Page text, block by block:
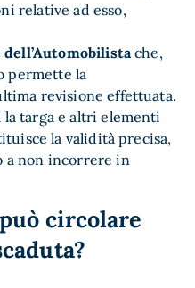
relative ad esso,
dell’Automobilistache,
permette la
revisione effettuata.
la targa e altri elementi
la validità precisa,
a non incorrere in
circolare